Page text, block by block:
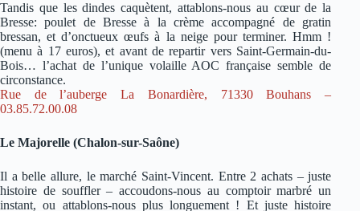
Tandis que les dindes caquètent, attablons-nous au cœur de la
Bresse: poulet de Bresse à la crème accompagné de gratin
bressan, et d’onctueux œufs à la neige pour terminer. Hmm !
(menu à 17 euros), et avant de repartir vers Saint-Germain-du-
Bois… l’achat de l’unique volaille AOC française semble de
circonstance.
Rue de l’auberge La Bonardière, 71330 Bouhans –
03.85.72.00.08
Le Majorelle (Chalon-sur-Saône)
Il a belle allure, le marché Saint-Vincent. Entre 2 achats – juste
histoire de souffler – accoudons-nous au comptoir marbré un
instant, ou attablons-nous plus longuement ! Et juste histoire